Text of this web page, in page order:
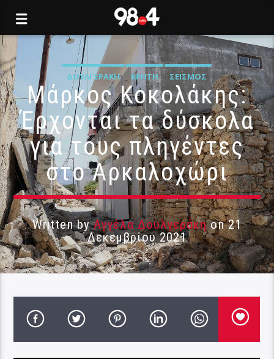
ΔΟΥΛΓΕΡΆΚΗ ΚΡΉΤΗ ΣΕΙΣΜΌΣ
Μάρκος Κοκολάκης:
Έρχονται τα δύσκολα
για τους πληγέντες
στο Αρκαλοχώρι
Written byΑγγέλα Δουλγεράκηon 21
Δεκεμβρίου 2021